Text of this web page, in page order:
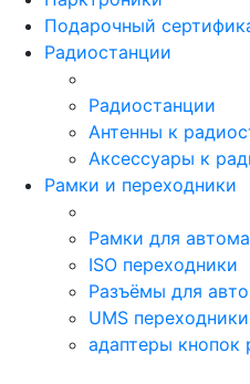
Подарочный
Радиостанции
Радиостанции
Антенны к
Аксессуары к
Рамки и переходники
Рамки для
ISO переходники
Разъёмы для
UMS
адаптеры кнопок